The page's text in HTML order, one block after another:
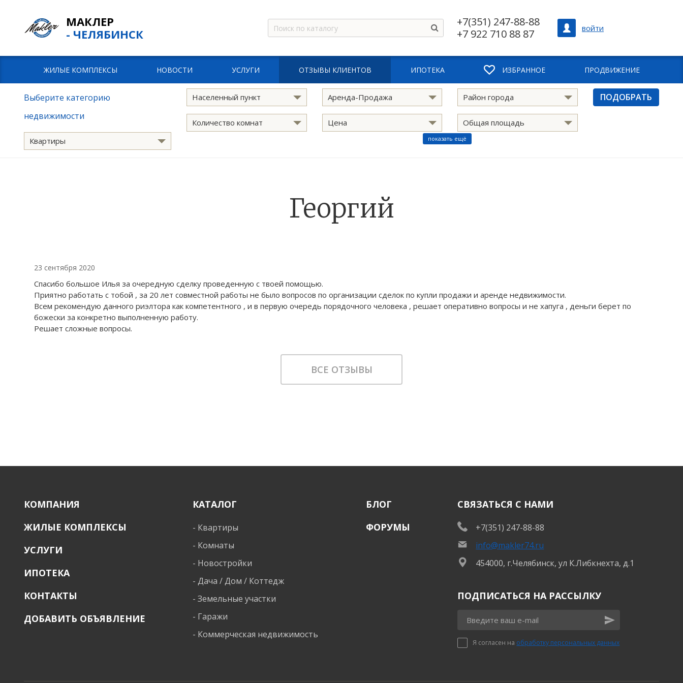
МАКЛЕР
- ЧЕЛЯБИНСК
+7(351) 247-88-88
+7 922 710 88 87
войти
ЖИЛЫЕ КОМПЛЕКСЫ НОВОСТИ УСЛУГИ ОТЗЫВЫ КЛИЕНТОВ ИПОТЕКА ИЗБРАННОЕ ПРОДВИЖЕНИЕ
Выберите категорию
недвижимости
Квартиры
Населенный пункт Аренда-Продажа Район города
Количество комнат Цена Общая площадь
ПОДОБРАТЬ
показать ещё
Георгий
23 сентября 2020
Спасибо большое Илья за очередную сделку проведенную с твоей помощью.
Приятно работать с тобой , за 20 лет совместной работы не было вопросов по организации сделок по купли продажи и аренде недвижимости.
Всем рекомендую данного риэлтора как компетентного , и в первую очередь порядочного человека , решает оперативно вопросы и не хапуга , деньги берет по
божески за конкретно выполненную работу.
Решает сложные вопросы.
ВСЕ ОТЗЫВЫ
КОМПАНИЯ
ЖИЛЫЕ КОМПЛЕКСЫ
УСЛУГИ
ИПОТЕКА
КОНТАКТЫ
ДОБАВИТЬ ОБЪЯВЛЕНИЕ
КАТАЛОГ
- Квартиры
- Комнаты
- Новостройки
-Дача / Дом / Коттедж
-Земельные участки
- Гаражи
- Коммерческая недвижимость
БЛОГ
ФОРУМЫ
СВЯЗАТЬСЯ С НАМИ
+7(351) 247-88-88
info@makler74.ru
454000, г.Челябинск, ул К.Либкнехта, д.1
ПОДПИСАТЬСЯ НА РАССЫЛКУ
Я согласен на обработку персональных данных